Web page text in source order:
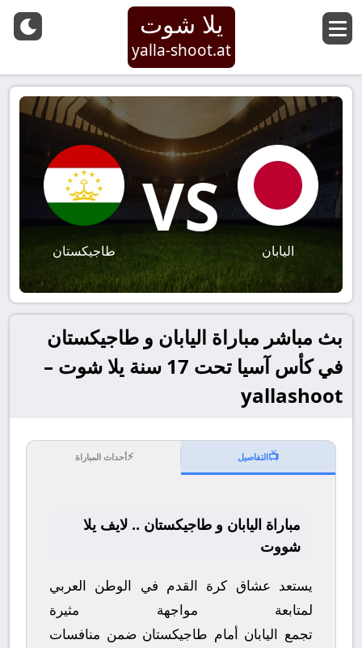
يلا شوت
yalla-shoot.at
اليابان
VS
طاجيكستان
بث مباشر مباراة اليابان و طاجيكستان
في كأس آسيا تحت 17 سنة يلا شوت –
yallashoot
📺التفاصيل ⚡أحداث المباراة
مباراة اليابان و طاجيكستان .. لايف يلا
شووت
يستعد عشاق كرة القدم في الوطن العربي
لمتابعة مواجهة مثيرة
تجمع اليابان أمام طاجيكستان ضمن منافسات